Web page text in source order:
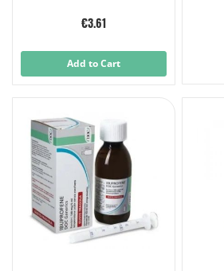
€3.61
Add to Cart